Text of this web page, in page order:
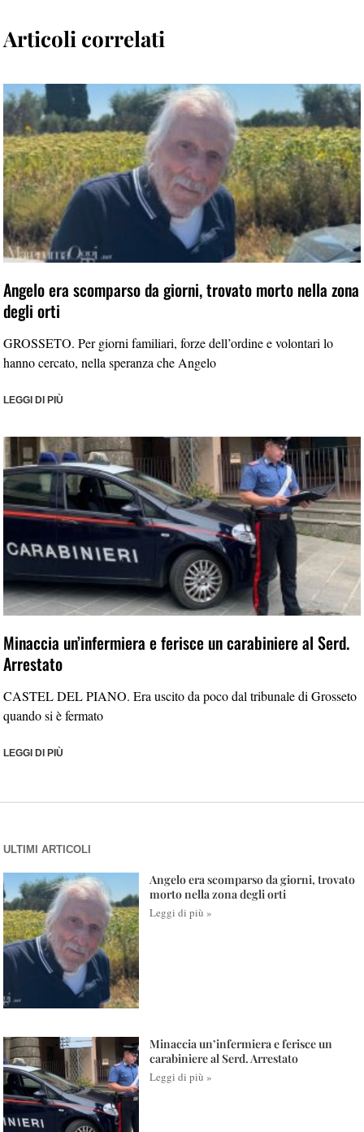
Articoli correlati
Angelo era scomparso da giorni, trovato morto nella zona
degli orti
GROSSETO. Per giorni familiari, forze dell’ordine e volontari lo
hanno cercato, nella speranza che Angelo
LEGGI DI PIÙ
Minaccia un’infermiera e ferisce un carabiniere al Serd.
Arrestato
CASTEL DEL PIANO. Era uscito da poco dal tribunale di Grosseto
quando si è fermato
LEGGI DI PIÙ
ULTIMI ARTICOLI
Angelo era scomparso da giorni, trovato
morto nella zona degli orti
Leggi di più »
Minaccia un’infermiera e ferisce un
carabiniere al Serd. Arrestato
Leggi di più »